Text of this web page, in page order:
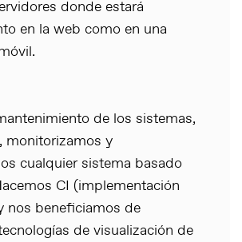
donde estará
en la web como en una
de los sistemas,
monitorizamos y
cualquier sistema basado
CI (implementación
nos beneficiamos de
de visualización de